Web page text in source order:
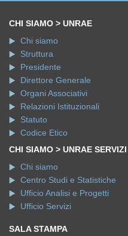
CHI SIAMO > UNRAE
Chi siamo
Struttura
Presidente
Direttore Generale
Organi Associativi
Relazioni Istituzionali
Statuto
Codice Etico
CHI SIAMO > UNRAE SERVIZI
Chi siamo
Centro Studi e Statistiche
Ufficio Analisi e Progetti
Ufficio Servizi
SALA STAMPA